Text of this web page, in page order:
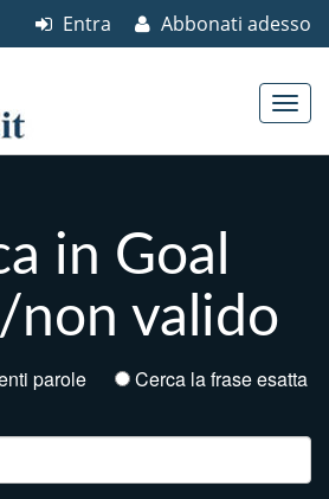
Abbonati adesso
Entra
in Goal
non valido
parole Cerca la frase esatta